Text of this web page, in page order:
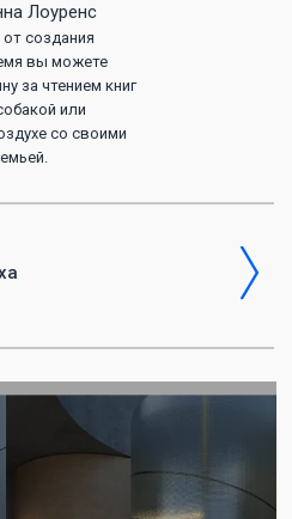
Лоуренс
создания
вы можете
за чтением книг
или
со своими